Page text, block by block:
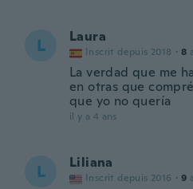
L Laura
Inscrit depuis 2018 · 8
La verdad que me
en otras que
que yo no quería
il y a 4 ans
L Liliana
Inscrit depuis 2016 · 9